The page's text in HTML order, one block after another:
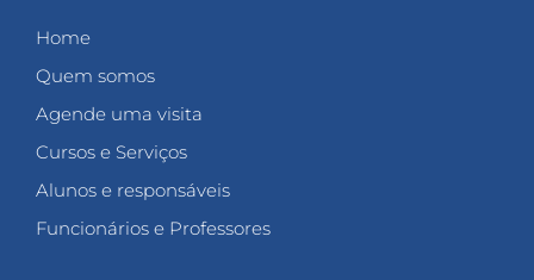
Home
Quem somos
Agende uma visita
Cursos e Serviços
Alunos e responsáveis
Funcionários e Professores